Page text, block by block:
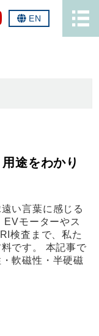
EN
途をわかり
い言葉に感じる
EVモーターやス
検査まで、私た
です。 本記事で
軟磁性・半硬磁